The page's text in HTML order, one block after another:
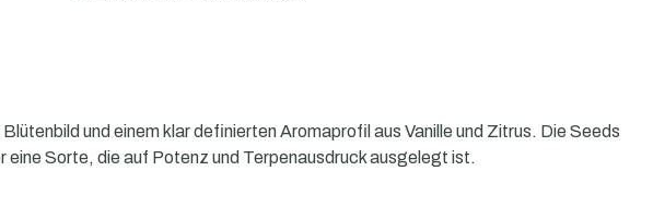
und einem klar definierten Aromaprofil aus Vanille und Zitrus. Die Seeds
Sorte, die auf Potenz und Terpenausdruck ausgelegt ist.